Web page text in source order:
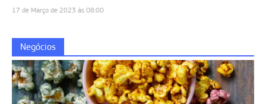
17 de Março de 2023 às 08:00
Negócios